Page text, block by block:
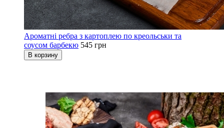
Ароматні ребра з картоплею по креольськи та
соусом барбекю 545 грн
В корзину